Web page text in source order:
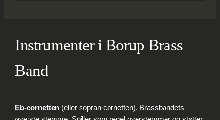
Instrumenter i Borup Brass
Band
Eb-cornetten (eller sopran cornetten). Brassbandets